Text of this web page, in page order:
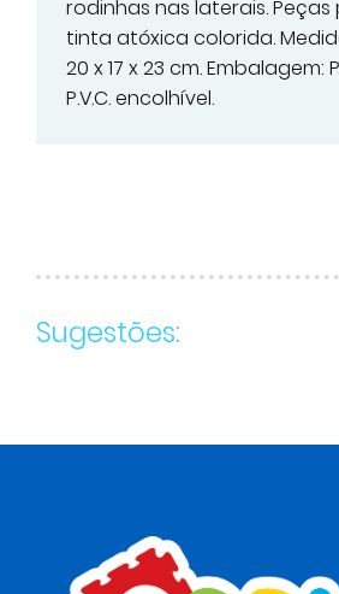
rodinhas nas laterais.
tinta atóxica colorida.
20 x 17 x 23 cm. Embalagem:
P.V.C. encolhível.
Sugestões: